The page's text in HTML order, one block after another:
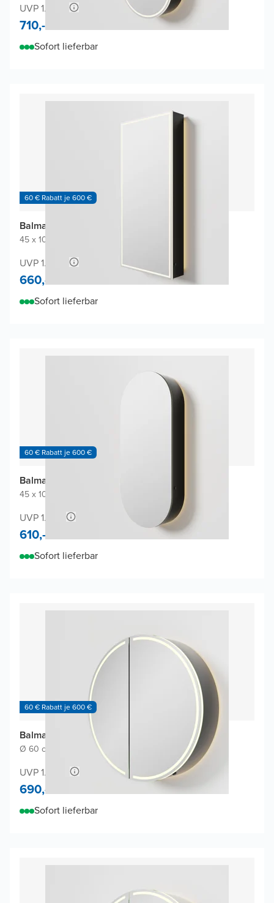
UVP 1.360,-
710,-
Sofort lieferbar
60 € Rabatt je 600 €
Balmani Mara Spiegelschrank
45 x 100 cm
UVP 1.240,-
660,-
Sofort lieferbar
60 € Rabatt je 600 €
Balmani Mara Spiegelschrank
45 x 100 cm
UVP 1.160,-
610,-
Sofort lieferbar
60 € Rabatt je 600 €
Balmani Mara Spiegelschrank
Ø 60 cm Schwarz Matt
UVP 1.300,-
690,-
Sofort lieferbar